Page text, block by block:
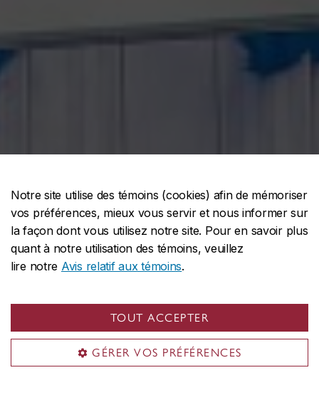
Notre site utilise des témoins (cookies) afin de mémoriser
vos préférences, mieux vous servir et nous informer sur
la façon dont vous utilisez notre site. Pour en savoir plus
quant à notre utilisation des témoins, veuillez
lire notre Avis relatif aux témoins.
TOUT ACCEPTER
GÉRER VOS PRÉFÉRENCES